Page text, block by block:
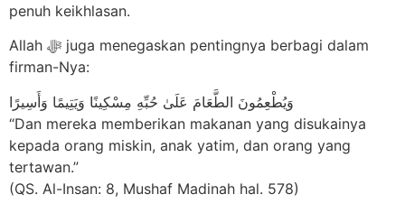
penuh keikhlasan.
Allah ﷻ juga menegaskan pentingnya berbagi dalam
firman-Nya:
وَيُطْعِمُونَ الطَّعَامَ عَلَىٰ حُبِّهِ مِسْكِينًا وَيَتِيمًا وَأَسِيرًا
“Dan mereka memberikan makanan yang disukainya
kepada orang miskin, anak yatim, dan orang yang
tertawan.”
(QS. Al-Insan: 8, Mushaf Madinah hal. 578)